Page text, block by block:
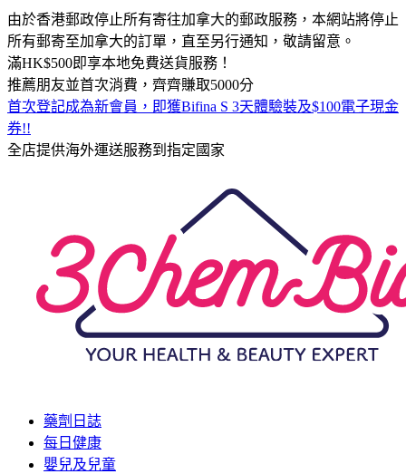
由於香港郵政停止所有寄往加拿大的郵政服務，本網站將停止
所有郵寄至加拿大的訂單，直至另行通知，敬請留意。
滿HK$500即享本地免費送貨服務！
推薦朋友並首次消費，齊齊賺取5000分
首次登記成為新會員，即獲Bifina S 3天體驗裝及$100電子現金
券!!
全店提供海外運送服務到指定國家
藥劑日誌
每日健康
嬰兒及兒童